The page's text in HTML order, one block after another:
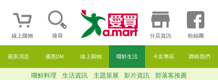
線上購物 搜尋 分店資訊 粉絲團
最新消息 優惠DM 線上購物 嚐鮮生活 卡友專區 聯絡我們
嚐鮮料理 生活資訊 主題策展 影片資訊 部落客推薦